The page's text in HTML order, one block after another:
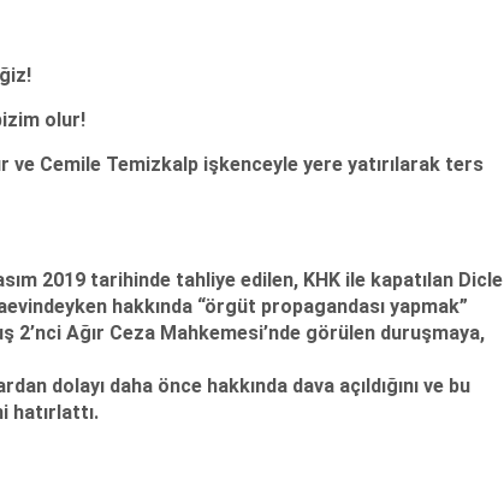
olur!
ve Cemile Temizkalp işkenceyle yere yatırılarak ters
2019 tarihinde tahliye edilen, KHK ile kapatılan Dicle
hakkında “örgüt propagandası yapmak”
2’nci Ağır Ceza Mahkemesi’nde görülen duruşmaya,
dolayı daha önce hakkında dava açıldığını ve bu
hatırlattı.